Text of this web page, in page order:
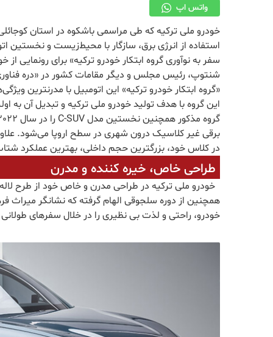
واتس اپ
خودرو ملی ترکیه که طی مراسمی باشکوه در استان
سفر به نوآوری گروه ابتکار خودرو ترکیه» برای
شنتوپ، رئیس مجلس و دیگر مقامات کشور در «دره فناوری
«گروه ابتکار خودرو ترکیه» این اتومبیل با مدرنترین
این گروه با هدف تولید خودرو ملی ترکیه و تبدیل آن
برقی غیر کلاسیک درون شهری در سطح اروپا می‌شود.
در کلاس خود، بزرگترین حجم داخلی، بهترین عملکرد
طراحی خاص، خیره کننده و مدرن
خودرو ملی ترکیه در طراحی مدرن و خاص خود از طرح
همچنین از دوره سلجوقی الهام گرفته که نشانگر میراث
خودرو، راحتی و لذت بی نظیری را در خلال سفرهای